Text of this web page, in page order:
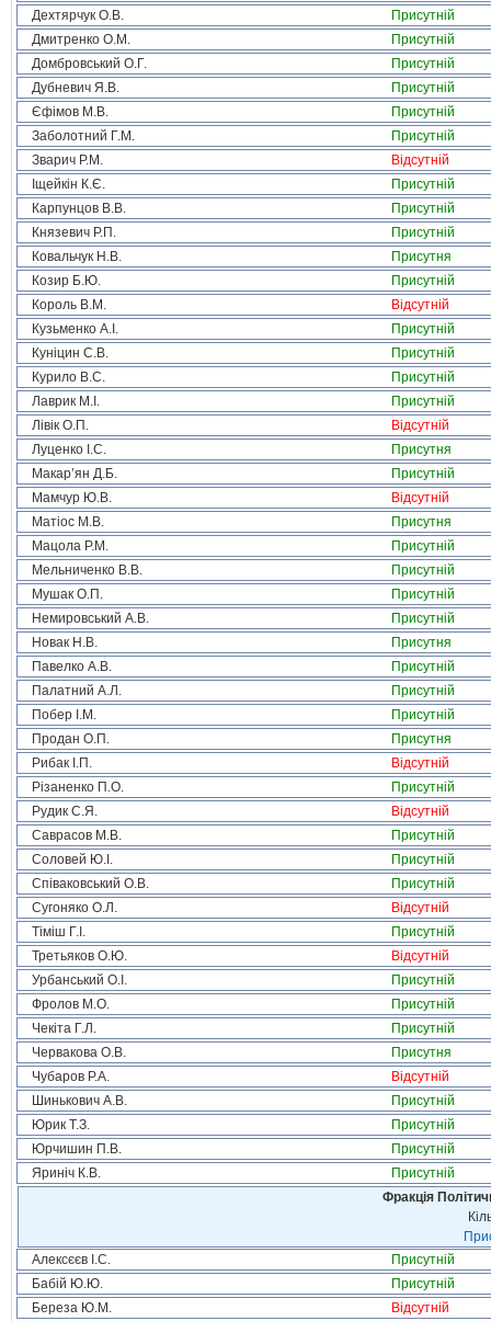
Дехтярчук О.В.
Присутній
Дмитренко О.М.
Присутній
Домбровський О.Г.
Присутній
Дубневич Я.В.
Присутній
Єфімов М.В.
Присутній
Заболотний Г.М.
Присутній
Зварич Р.М.
Відсутній
Іщейкін К.Є.
Присутній
Карпунцов В.В.
Присутній
Князевич Р.П.
Присутній
Ковальчук Н.В.
Присутня
Козир Б.Ю.
Присутній
Король В.М.
Відсутній
Кузьменко А.І.
Присутній
Куніцин С.В.
Присутній
Курило В.С.
Присутній
Лаврик М.І.
Присутній
Лівік О.П.
Відсутній
Луценко І.С.
Присутня
Макар’ян Д.Б.
Присутній
Мамчур Ю.В.
Відсутній
Матіос М.В.
Присутня
Мацола Р.М.
Присутній
Мельниченко В.В.
Присутній
Мушак О.П.
Присутній
Немировський А.В.
Присутній
Новак Н.В.
Присутня
Павелко А.В.
Присутній
Палатний А.Л.
Присутній
Побер І.М.
Присутній
Продан О.П.
Присутня
Рибак І.П.
Відсутній
Різаненко П.О.
Присутній
Рудик С.Я.
Відсутній
Саврасов М.В.
Присутній
Соловей Ю.І.
Присутній
Співаковський О.В.
Присутній
Сугоняко О.Л.
Відсутній
Тіміш Г.І.
Присутній
Третьяков О.Ю.
Відсутній
Урбанський О.І.
Присутній
Фролов М.О.
Присутній
Чекіта Г.Л.
Присутній
Червакова О.В.
Присутня
Чубаров Р.А.
Відсутній
Шинькович А.В.
Присутній
Юрик Т.З.
Присутній
Юрчишин П.В.
Присутній
Яриніч К.В.
Присутній
Фракція
Алексєєв І.С.
Присутній
Бабій Ю.Ю.
Присутній
Береза Ю.М.
Відсутній